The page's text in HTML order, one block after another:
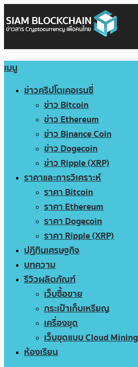
เมนู
ข่าวคริปโตเคอเรนซี่
ข่าว Bitcoin
ข่าว Ethereum
ข่าว Binance Coin
ข่าว Dogecoin
ข่าว Ripple (XRP)
ราคาและการวิเคราะห์
ราคา Bitcoin
ราคา Ethereum
ราคา Dogecoin
ราคา Ripple (XRP)
ปฏิทินเศรษฐกิจ
บทความ
รีวิวผลิตภัณฑ์
เว็บซื้อขาย
กระเป๋าเก็บเหรียญ
เครื่องขุด
เว็บขุดแบบ Cloud Mining
ห้องเรียน